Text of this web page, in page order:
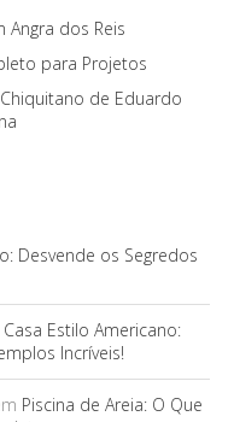
Angra dos Reis
para Projetos
Chiquitano de Eduardo
Desvende os Segredos
Casa Estilo Americano:
Incríveis!
Piscina de Areia: O Que